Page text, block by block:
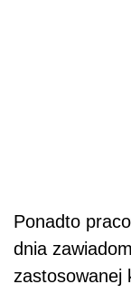
Ponadto
dnia
zastosowanej